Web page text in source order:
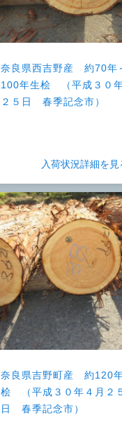
奈良県西吉野産 約70年
100年生桧 （平成３０
２５日 春季記念市）
入荷状況詳細を見
奈良県吉野町産 約120
桧 （平成３０年４月２
日 春季記念市）